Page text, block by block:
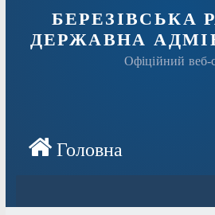
БЕРЕЗІВСЬКА
ДЕРЖАВНА
Офіційний веб-